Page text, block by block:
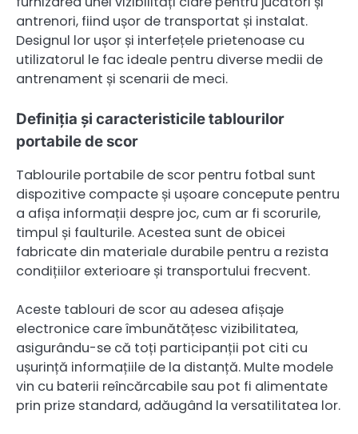
antrenori, fiind ușor de transportat și instalat.
Designul lor ușor și interfețele prietenoase cu
utilizatorul le fac ideale pentru diverse medii de
antrenament și scenarii de meci.
Definiția și caracteristicile tablourilor
portabile de scor
Tablourile portabile de scor pentru fotbal sunt
dispozitive compacte și ușoare concepute pentru
a afișa informații despre joc, cum ar fi scorurile,
timpul și faulturile. Acestea sunt de obicei
fabricate din materiale durabile pentru a rezista
condițiilor exterioare și transportului frecvent.
Aceste tablouri de scor au adesea afișaje
electronice care îmbunătățesc vizibilitatea,
asigurându-se că toți participanții pot citi cu
ușurință informațiile de la distanță. Multe modele
vin cu baterii reîncărcabile sau pot fi alimentate
prin prize standard, adăugând la versatilitatea lor.